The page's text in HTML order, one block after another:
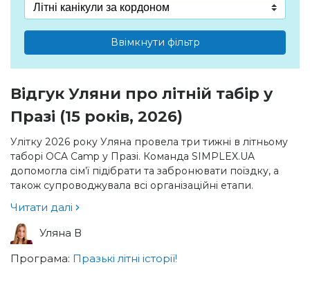
Ввімкнути фільтр
Відгук Уляни про літній табір у
Празі (15 років, 2026)
Улітку 2026 року Уляна провела три тижні в літньому
таборі OCA Camp у Празі. Команда SIMPLEX.UA
допомогла сім’ї підібрати та забронювати поїздку, а
також супроводжувала всі організаційні етапи.
Читати далі
Уляна В
Програма: Празькі літні історії!